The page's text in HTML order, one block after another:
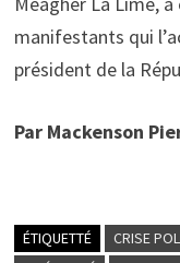
manifestants qui
président de la
Par Mackenson
ÉTIQUETTÉ CRISE